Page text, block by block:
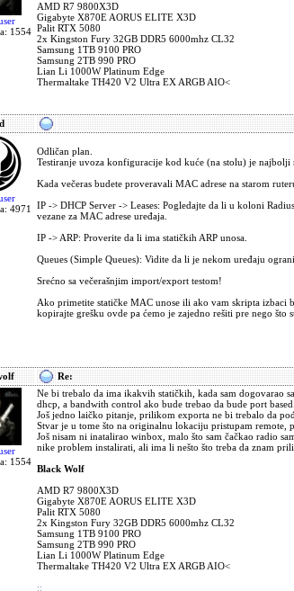
1554
AMD R7 9800X3D
Gigabyte X870E AORUS ELITE X3D
Palit RTX 5080
2x Kingston Fury 32GB DDR5 6000mhz CL32
Samsung 1TB 9100 PRO
Samsung 2TB 990 PRO
Lian Li 1000W Platinum Edge
Thermaltake TH420 V2 Ultra EX ARGB AIO<
4971
Odličan plan.
Testiranje uvoza konfiguracije kod kuće (na stolu) je najbolji
Kada večeras budete proveravali MAC adrese na starom
IP -> DHCP Server -> Leases: Pogledajte da li u koloni
vezane za MAC adrese uređaja.
IP -> ARP: Proverite da li ima statičkih ARP unosa.
Queues (Simple Queues): Vidite da li je nekom uređaju
Srećno sa večerašnjim import/export testom!
Ako primetite statičke MAC unose ili ako vam skripta
kopirajte grešku ovde pa ćemo je zajedno rešiti pre nego što
Re:
1554
Ne bi trebalo da ima ikakvih statičkih, kada sam dogovarao
dhcp, a bandwith control ako bude trebao da bude port based.
Još jedno laičko pitanje, prilikom exporta ne bi trebalo da
Stvar je u tome što na originalnu lokaciju pristupam remote,
Još nisam ni inatalirao winbox, malo što sam čačkao radio
nike problem instalirati, ali ima li nešto što treba da znam
Black Wolf
AMD R7 9800X3D
Gigabyte X870E AORUS ELITE X3D
Palit RTX 5080
2x Kingston Fury 32GB DDR5 6000mhz CL32
Samsung 1TB 9100 PRO
Samsung 2TB 990 PRO
Lian Li 1000W Platinum Edge
Thermaltake TH420 V2 Ultra EX ARGB AIO<
::